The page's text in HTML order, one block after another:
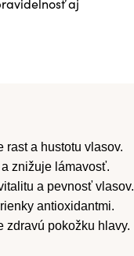
aj
rast a hustotu vlasov.
znižuje lámavosť.
a pevnosť vlasov.
antioxidantmi.
zdravú pokožku hlavy.